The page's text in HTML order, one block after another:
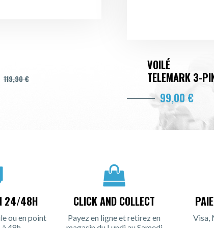
119,90 €
VOILÉ
TELEMARK 3-
99,00 €
24/48H
ou en point
CLICK AND COLLECT
Payez en ligne et retirez en
Visa,